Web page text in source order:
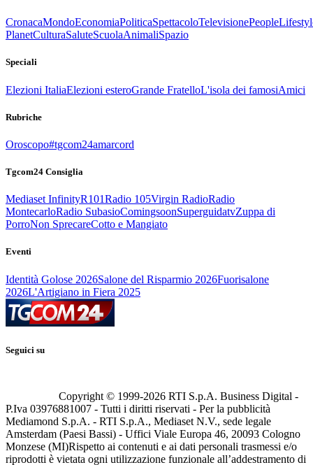
CronacaMondoEconomiaPoliticaSpettacoloTelevisionePeople
PlanetCulturaSaluteScuolaAnimaliSpazio
Speciali
Elezioni ItaliaElezioni esteroGrande FratelloL'isola dei famosiAmici
Rubriche
Oroscopo#tgcom24amarcord
Tgcom24 Consiglia
Mediaset InfinityR101Radio 105Virgin RadioRadio
MontecarloRadio SubasioComingsoonSuperguidatvZuppa di
PorroNon SprecareCotto e Mangiato
Eventi
Identità Golose 2026Salone del Risparmio 2026Fuorisalone
2026L'Artigiano in Fiera 2025
Seguici su
Copyright © 1999-2026 RTI S.p.A. Business Digital -
P.Iva 03976881007 - Tutti i diritti riservati - Per la pubblicità
Mediamond S.p.A. - RTI S.p.A., Mediaset N.V., sede legale
Amsterdam (Paesi Bassi) - Uffici Viale Europa 46, 20093 Cologno
Monzese (MI)Rispetto ai contenuti e ai dati personali trasmessi e/o
riprodotti è vietata ogni utilizzazione funzionale all’addestramento di